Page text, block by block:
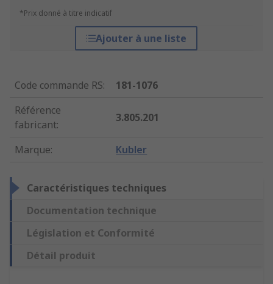
*Prix donné à titre indicatif
Ajouter à une liste
Code commande RS:
181-1076
Référence
fabricant:
3.805.201
Marque: Kubler
Caractéristiques techniques
Documentation technique
Législation et Conformité
Détail produit